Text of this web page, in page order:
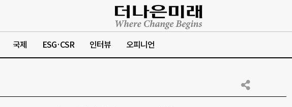
국제 ESG·CSR 인터뷰 오피니언